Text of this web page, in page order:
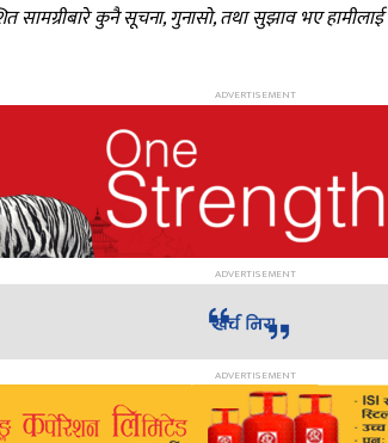
सामग्रीबारे कुनै सूचना, गुनासो, तथा सुझाव भए हामीलाई